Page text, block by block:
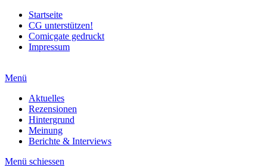
Startseite
CG unterstützen!
Comicgate gedruckt
Impressum
Menü
Aktuelles
Rezensionen
Hintergrund
Meinung
Berichte & Interviews
Menü schiessen